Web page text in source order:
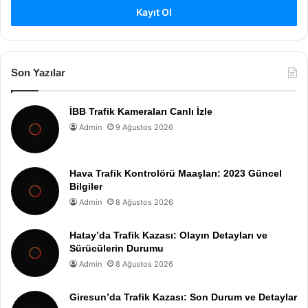
Kayıt Ol
Son Yazılar
İBB Trafik Kameraları Canlı İzle
Admin 9 Ağustos 2026
Hava Trafik Kontrolörü Maaşları: 2023 Güncel
Bilgiler
Admin 8 Ağustos 2026
Hatay’da Trafik Kazası: Olayın Detayları ve
Sürücülerin Durumu
Admin 8 Ağustos 2026
Giresun’da Trafik Kazası: Son Durum ve Detaylar